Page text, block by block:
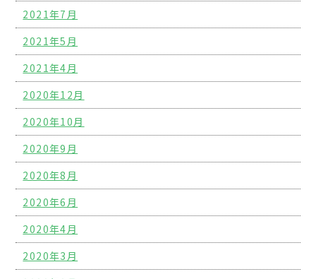
2021年7月
2021年5月
2021年4月
2020年12月
2020年10月
2020年9月
2020年8月
2020年6月
2020年4月
2020年3月